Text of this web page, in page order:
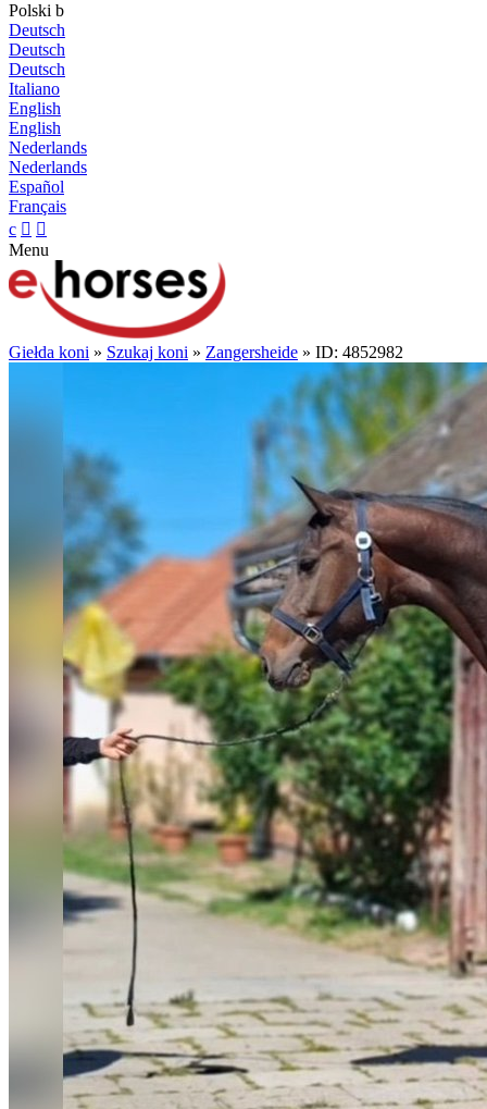
Polski b
Deutsch
Deutsch
Deutsch
Italiano
English
English
Nederlands
Nederlands
Español
Français
c  
Menu
Giełda koni » Szukaj koni » Zangersheide » ID: 4852982